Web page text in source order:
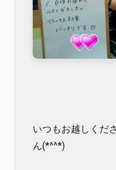
いつもお越しくだ
ん(*^^*)